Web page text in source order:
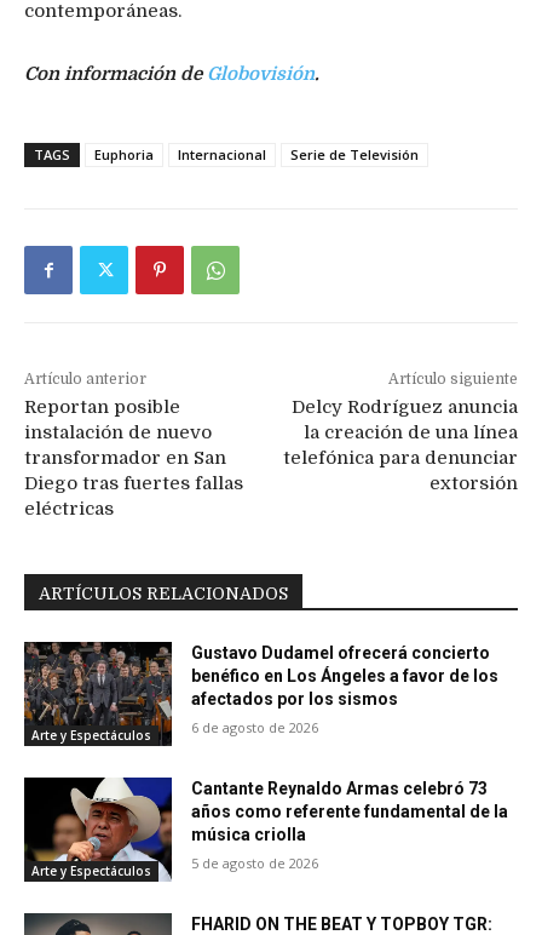
contemporáneas.
Con información de Globovisión.
TAGS Euphoria Internacional Serie de Televisión
Artículo anterior
Reportan posible
instalación de nuevo
transformador en San
Diego tras fuertes fallas
eléctricas
Artículo siguiente
Delcy Rodríguez anuncia
la creación de una línea
telefónica para denunciar
extorsión
ARTÍCULOS RELACIONADOS
Arte y Espectáculos
Gustavo Dudamel ofrecerá concierto
benéfico en Los Ángeles a favor de los
afectados por los sismos
6 de agosto de 2026
Arte y Espectáculos
Cantante Reynaldo Armas celebró 73
años como referente fundamental de la
música criolla
5 de agosto de 2026
FHARID ON THE BEAT Y TOPBOY TGR: